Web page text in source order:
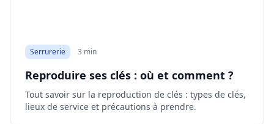
Serrurerie 3 min
Reproduire ses clés : où et comment ?
Tout savoir sur la reproduction de clés : types de clés,
lieux de service et précautions à prendre.